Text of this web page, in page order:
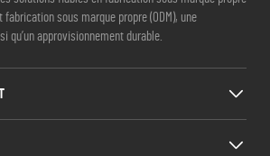
fabrication sous marque propre (ODM), une
qu’un approvisionnement durable.